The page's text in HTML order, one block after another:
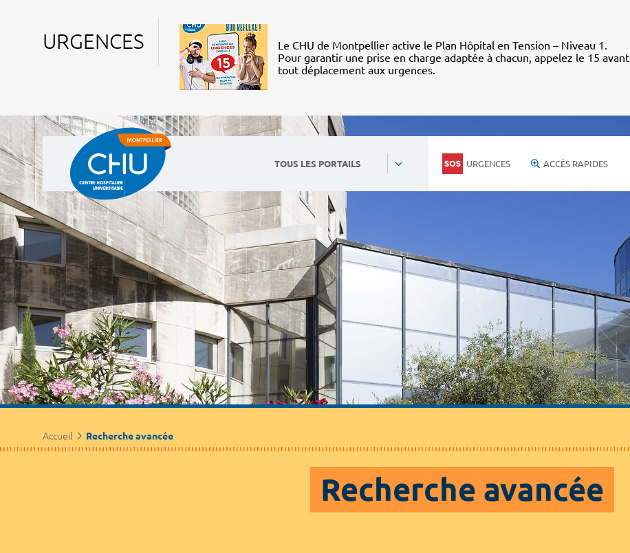
URGENCES
Le CHU de Montpellier active le Plan Hôpital en Tension – Niveau 1.
Pour garantir une prise en charge adaptée à chacun, appelez le 15 avant
tout déplacement aux urgences.
TOUS LES PORTAILS URGENCES ACCÈS RAPIDES
Accueil Recherche avancée
Recherche avancée